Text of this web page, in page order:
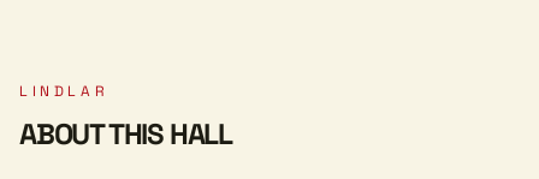
LINDLAR
ABOUT THIS HALL